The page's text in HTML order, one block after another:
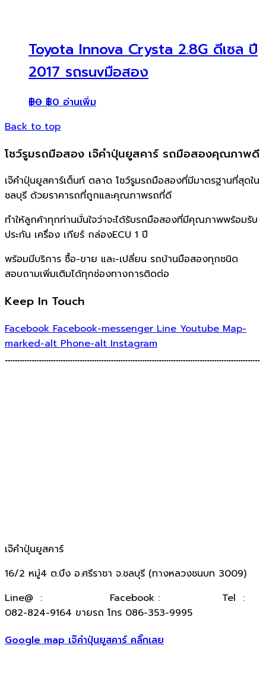
Toyota Innova Crysta 2.8G ดีเซล ปี
2017 รถsuvมือสอง
฿0 ฿0 อ่านเพิ่ม
Back to top
โชว์รูมรถมือสอง เจ๊คำปุ่นยูสคาร์ รถมือสองคุณภาพดี
เจ๊คำปุ่นยูสคาร์เต็นท์ ตลาด โชว์รูมรถมือสองที่มีมาตรฐานที่สุดใน
ชลบุรี ด้วยราคารถที่ถูกและคุณภาพรถที่ดี
ทำให้ลูกค้าทุกท่านมั่นใจว่าจะได้รับรถมือสองที่มีคุณภาพพร้อมรับ
ประกัน เครื่อง เกียร์ กล่องECU 1 ปี
พร้อมมีบริการ ซื้อ-ขาย และ-เปลี่ยน รถบ้านมือสองทุกชนิด
สอบถามเพิ่มเติมได้ทุกช่องทางการติดต่อ
Keep In Touch
Facebook Facebook-messenger Line Youtube Map-
marked-alt Phone-alt Instagram
เจ๊คำปุ่นยูสคาร์
16/2 หมู่4 ต.บึง อ.ศรีราชา จ.ชลบุรี (ทางหลวงชนบท 3009)
​Line@ :
Facebook :
Tel :
082-824-9164 ขายรถ โทร 086-353-9995
Google map เจ๊คำปุ่นยูสคาร์ คลิ๊กเลย